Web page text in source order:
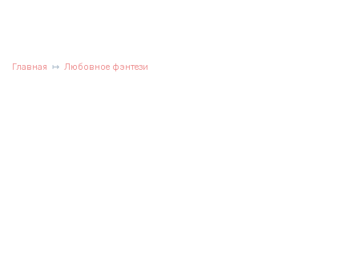
Главная Любовное фэнтези